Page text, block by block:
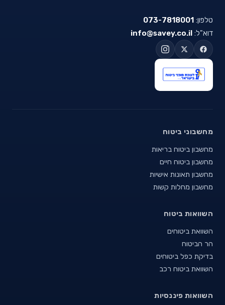
טלפון: 073-7818001
דוא"ל: info@savey.co.il
מחשבוני ביטוח
מחשבון ביטוח בריאות
מחשבון ביטוח חיים
מחשבון תאונות אישיות
מחשבון מחלות קשות
השוואות ביטוח
השוואת ביטוחים
הר הביטוח
בדיקת כפל ביטוחים
השוואת ביטוח רכב
השוואות פיננסיות